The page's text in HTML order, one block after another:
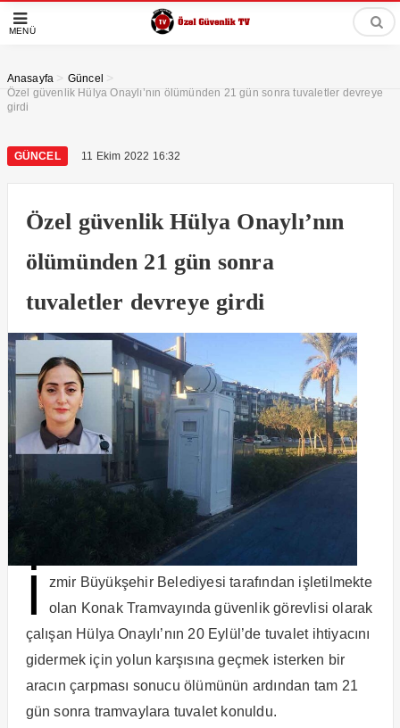
MENÜ
Anasayfa > Güncel >
Özel güvenlik Hülya Onaylı’nın ölümünden 21 gün sonra tuvaletler devreye
girdi
GÜNCEL 11 Ekim 2022 16:32
Özel güvenlik Hülya Onaylı’nın
ölümünden 21 gün sonra
tuvaletler devreye girdi
İ
zmir Büyükşehir Belediyesi tarafından işletilmekte
olan Konak Tramvayında güvenlik görevlisi olarak
çalışan Hülya Onaylı’nın 20 Eylül’de tuvalet ihtiyacını
gidermek için yolun karşısına geçmek isterken bir
aracın çarpması sonucu ölümünün ardından tam 21
gün sonra tramvaylara tuvalet konuldu.